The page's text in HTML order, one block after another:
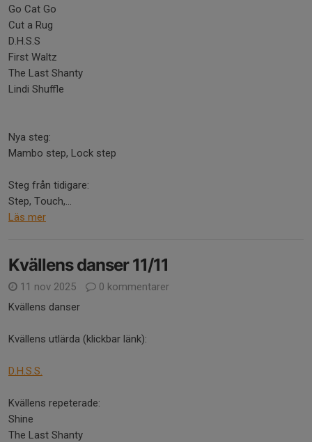
Go Cat Go
Cut a Rug
D.H.S.S
First Waltz
The Last Shanty
Lindi Shuffle
Nya steg:
Mambo step, Lock step
Steg från tidigare:
Step, Touch,...
Läs mer
Kvällens danser 11/11
11 nov 2025
0 kommentarer
Kvällens danser
Kvällens utlärda (klickbar länk):
D.H.S.S.
Kvällens repeterade:
Shine
The Last Shanty